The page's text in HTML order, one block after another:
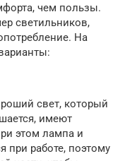
чем пользы.
светильников,
На
свет, который
имеют
этом лампа и
при работе, поэтому